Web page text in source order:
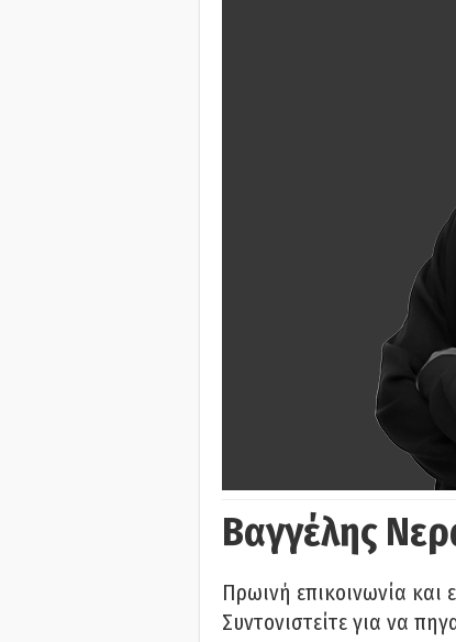
Βαγγέλης
Πρωινή επικοινωνία και
Συντονιστείτε για να